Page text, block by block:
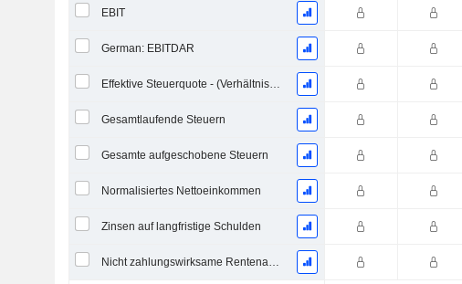
EBIT
German: EBITDAR
Effektive Steuerquote - (Verhältniszahl)
Gesamtlaufende Steuern
Gesamte aufgeschobene Steuern
Normalisiertes Nettoeinkommen
Zinsen auf langfristige Schulden
Nicht zahlungswirksame Rentenaufwendungen